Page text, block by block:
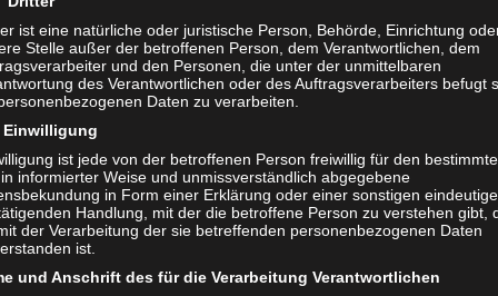
Vincenzo Gagliardi (Boxenstop) und Herbert Krauleidis
den Boxenstopp Schnelltest so einzigartig?
ist eine natürliche oder juristische Person, Behörde, Einrichtung
Stelle außer der betroffenen Person, dem Verantwortlichen, dem
und den Personen, die unter der unmittelbaren
des Verantwortlichen oder des Auftragsverarbeiters befugt
Daten zu verarbeiten.
ist jede von der betroffenen Person freiwillig für den
informierter Weise und unmissverständlich abgegebene
in Form einer Erklärung oder einer sonstigen
Handlung, mit der die betroffene Person zu verstehen gibt,
der Verarbeitung der sie betreffenden personenbezogenen Daten
ist.
und Anschrift des für die Verarbeitung Verantwortlichen